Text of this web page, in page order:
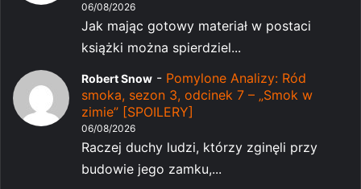
06/08/2026
Jak mając gotowy materiał w postaci
książki można spierdziel...
Robert Snow - Pomylone Analizy: Ród
smoka, sezon 3, odcinek 7 – „Smok w
zimie” [SPOILERY]
06/08/2026
Raczej duchy ludzi, którzy zginęli przy
budowie jego zamku,...